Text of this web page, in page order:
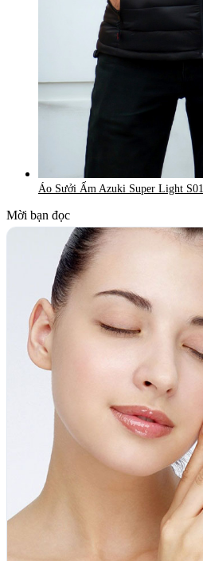
Áo Sưởi Ấm Azuki Super Light S01
Mời bạn đọc